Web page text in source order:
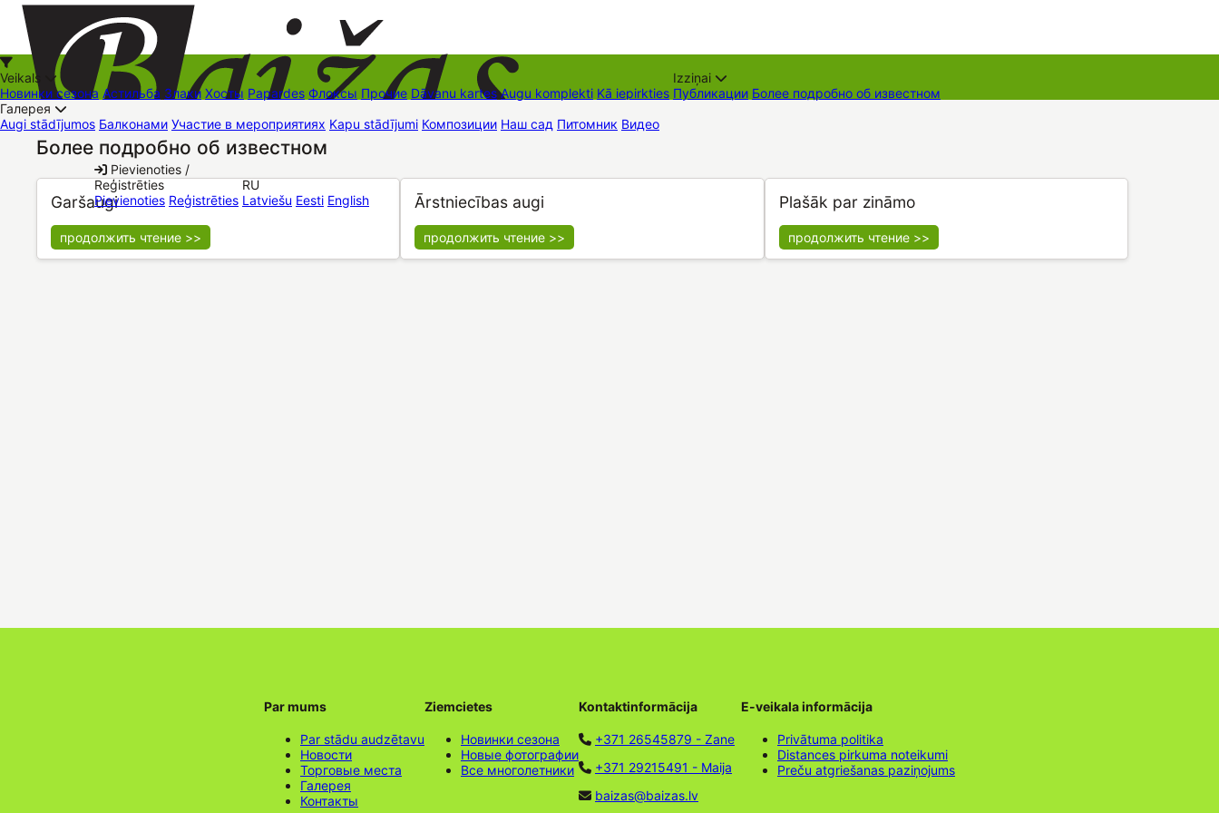
+37126545879 baizas@baizas.lv
Stādu grozs
Pievienoties /
Reģistrēties
Pievienoties Reģistrēties
RU
Latviešu Eesti English
Veikals
Новинки сезона Астильба Злаки Хосты Papardes Флоксы Прочие Dāvanu kartes Augu komplekti Kā iepirkties
Izziņai
Публикации Более подробно об известном
Галерея
Augi stādījumos Балконами Участие в мероприятиях Kapu stādījumi Композиции Наш сад Питомник Видео
Более подробно об известном
Garšaugi
продолжить чтение >>
Ārstniecības augi
продолжить чтение >>
Plašāk par zināmo
продолжить чтение >>
Par mums
Par stādu audzētavu
Новости
Торговые места
Галерея
Контакты
Ziemcietes
Новинки сезона
Новые фотографии
Все многолетники
Kontaktinformācija
+371 26545879 - Zane
+371 29215491 - Maija
baizas@baizas.lv
E-veikala informācija
Privātuma politika
Distances pirkuma noteikumi
Preču atgriešanas paziņojums